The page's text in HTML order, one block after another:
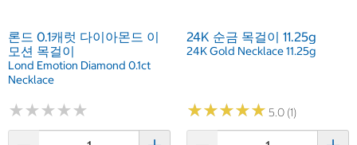
론드 0.1캐럿 다이아몬드 이
모션 목걸이
Lond Emotion Diamond 0.1ct
Necklace
★★★★★
★★★★★
24K 순금 목걸이 11.25g
24K Gold Necklace 11.25g
★★★★★
★★★★★ 5.0 (1)